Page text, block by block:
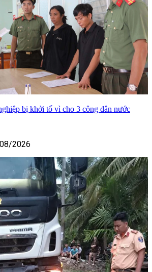
bị khởi tố vì cho 3 công dân nước
2026